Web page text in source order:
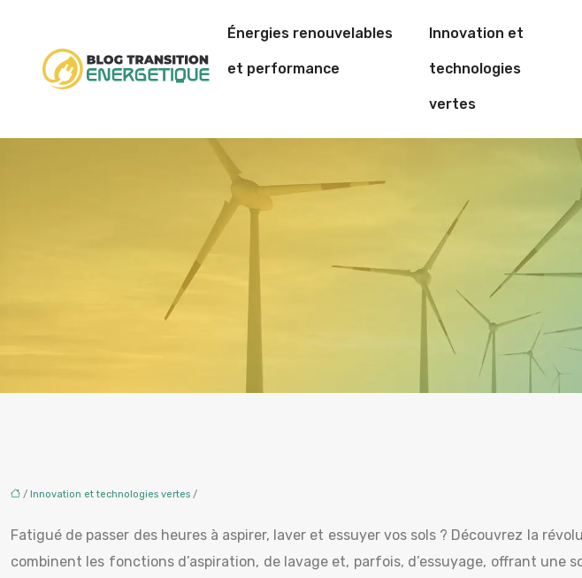
Énergies renouvelables
et performance
Innovation et
technologies
vertes
/ Innovation et technologies vertes /
Fatigué de passer des heures à aspirer, laver et essuyer vos sols ? Découvrez la
combinent les fonctions d’aspiration, de lavage et, parfois, d’essuyage, offrant